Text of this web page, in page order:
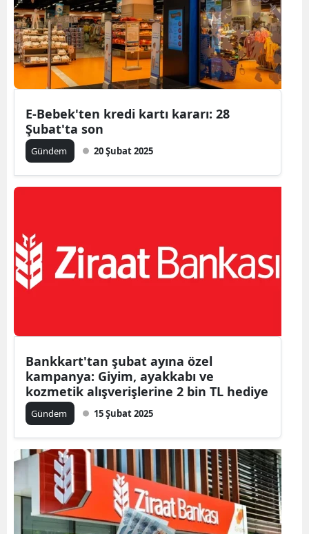
E-Bebek'ten kredi kartı kararı: 28
Şubat'ta son
Gündem 20 Şubat 2025
Bankkart'tan şubat ayına özel
kampanya: Giyim, ayakkabı ve
kozmetik alışverişlerine 2 bin TL hediye
Gündem 15 Şubat 2025